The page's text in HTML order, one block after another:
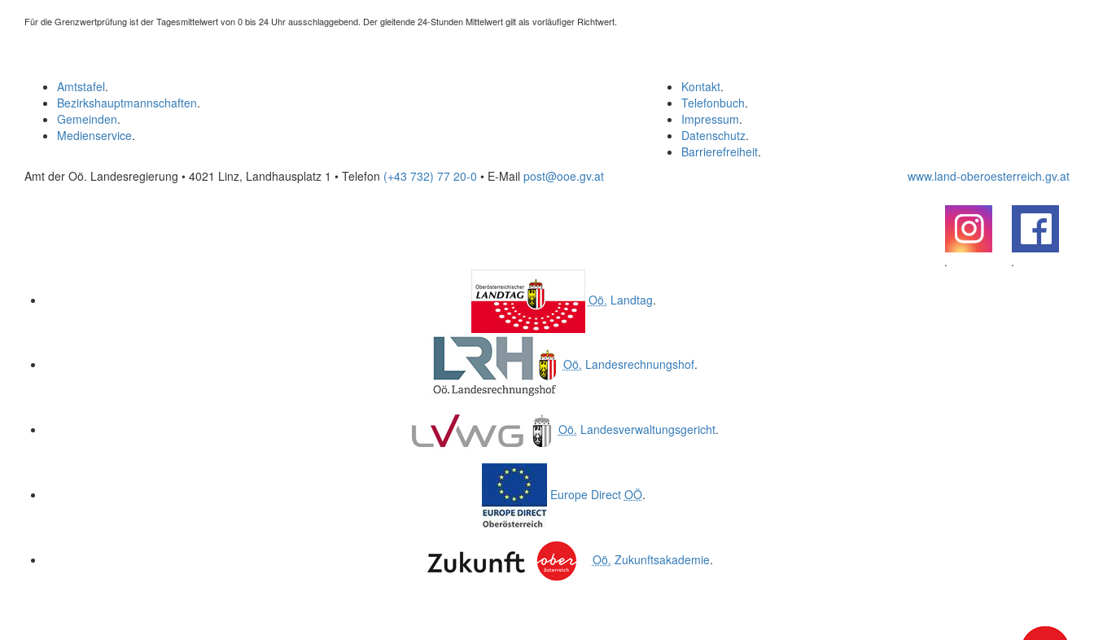
Für die Grenzwertprüfung ist der Tagesmittelwert von 0 bis 24 Uhr ausschlaggebend. Der gleitende 24-Stunden Mittelwert gilt als vorläufiger Richtwert.
Kontakt.
Telefonbuch.
Impressum.
Datenschutz.
Barrierefreiheit.
Amtstafel.
Bezirkshauptmannschaften.
Gemeinden.
Medienservice.
Amt der Oö. Landesregierung • 4021 Linz, Landhausplatz 1 • Telefon (+43 732) 77 20-0 • E-Mail post@ooe.gv.at www.land-oberoesterreich.gv.at
.
.
Oö. Landtag.
Oö. Landesrechnungshof.
Oö. Landesverwaltungsgericht.
Europe Direct OÖ.
Oö. Zukunftsakademie.